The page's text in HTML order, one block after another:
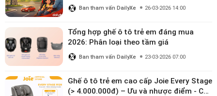
Ban tham vấn DailyXe 26-03-2026 14:00
Tổng hợp ghế ô tô trẻ em đáng mua
2026: Phân loại theo tầm giá
Ban tham vấn DailyXe 23-03-2026 07:00
Ghế ô tô trẻ em cao cấp Joie Every Stage
(> 4.000.000đ) – Ưu và nhược điểm - Có